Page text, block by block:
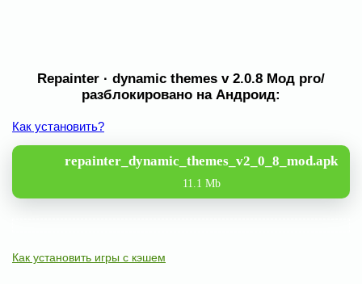
Repainter · dynamic themes v 2.0.8 Мод pro/
разблокировано на Андроид:
Как установить?
repainter_dynamic_themes_v2_0_8_mod.apk
11.1 Mb
Как установить игры с кэшем